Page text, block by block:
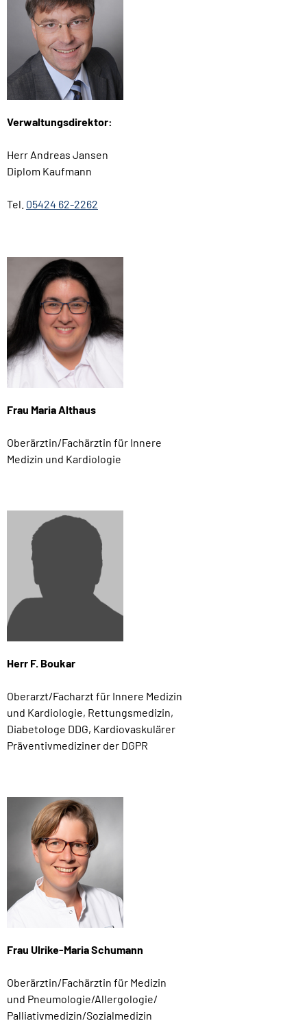
Verwaltungsdirektor:
Herr Andreas Jansen
Diplom Kaufmann
Tel. 05424 62-2262
Frau Maria Althaus
Oberärztin/Fachärztin für Innere
Medizin und Kardiologie
Herr F. Boukar
Oberarzt/Facharzt für Innere Medizin
und Kardiologie, Rettungsmedizin,
Diabetologe DDG, Kardiovaskulärer
Präventivmediziner der DGPR
Frau Ulrike-Maria Schumann
Oberärztin/Fachärztin für Medizin
und Pneumologie/Allergologie/
Palliativmedizin/Sozialmedizin